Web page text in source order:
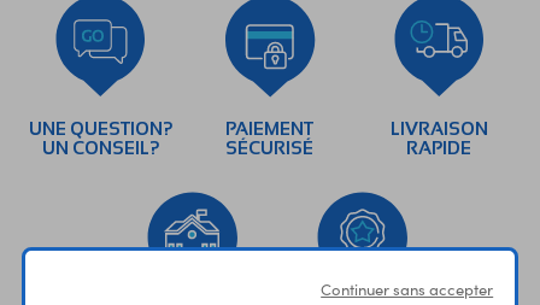
UNE QUESTION?
UN CONSEIL?
PAIEMENT
SÉCURISÉ
LIVRAISON
RAPIDE
Continuer sans accepter